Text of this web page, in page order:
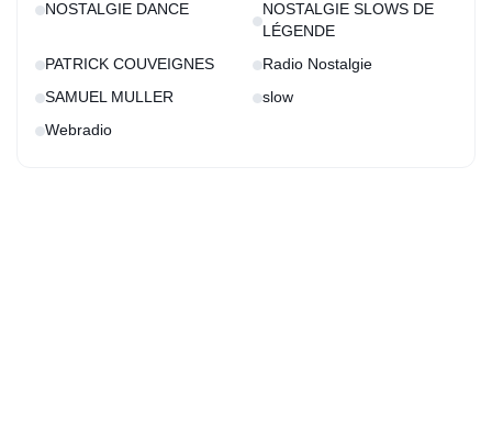
NOSTALGIE DANCE
NOSTALGIE SLOWS DE
LÉGENDE
PATRICK COUVEIGNES
Radio Nostalgie
SAMUEL MULLER
slow
Webradio